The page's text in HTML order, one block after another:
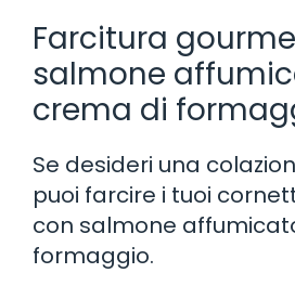
Farcitura
salmone
crema di
Se desideri una
puoi farcire i tuoi
con salmone
formaggio.